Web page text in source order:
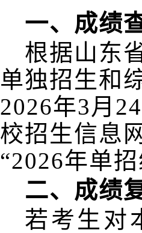
一、成绩
根据山东
单独招生和
2026年3月
校招生信息
“2026年单
二、 成绩
若考生对